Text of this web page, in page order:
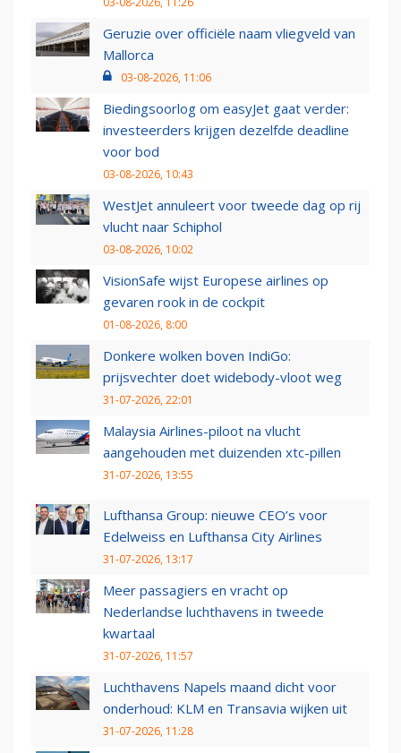
Geruzie over officiële naam vliegveld van
Mallorca
03-08-2026, 11:06
Biedingsoorlog om easyJet gaat verder:
investeerders krijgen dezelfde deadline
voor bod
03-08-2026, 10:43
WestJet annuleert voor tweede dag op rij
vlucht naar Schiphol
03-08-2026, 10:02
VisionSafe wijst Europese airlines op
gevaren rook in de cockpit
01-08-2026, 8:00
Donkere wolken boven IndiGo:
prijsvechter doet widebody-vloot weg
31-07-2026, 22:01
Malaysia Airlines-piloot na vlucht
aangehouden met duizenden xtc-pillen
31-07-2026, 13:55
Lufthansa Group: nieuwe CEO’s voor
Edelweiss en Lufthansa City Airlines
31-07-2026, 13:17
Meer passagiers en vracht op
Nederlandse luchthavens in tweede
kwartaal
31-07-2026, 11:57
Luchthavens Napels maand dicht voor
onderhoud: KLM en Transavia wijken uit
31-07-2026, 11:28